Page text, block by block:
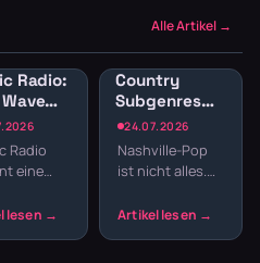
Alle Artikel →
Radio:
Radio
eine
24.07.2026
Country
Subgenres
Radio:
Bluegrass,
Honky Tonk
Nashville-Pop
ist nicht alles.
Wurzeln, die